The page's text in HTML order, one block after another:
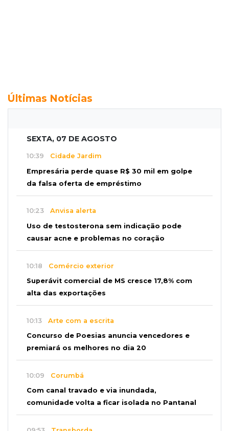
Últimas Notícias
SEXTA, 07 DE AGOSTO
10:39 Cidade Jardim
Empresária perde quase R$ 30 mil em golpe
da falsa oferta de empréstimo
10:23 Anvisa alerta
Uso de testosterona sem indicação pode
causar acne e problemas no coração
10:18 Comércio exterior
Superávit comercial de MS cresce 17,8% com
alta das exportações
10:13 Arte com a escrita
Concurso de Poesias anuncia vencedores e
premiará os melhores no dia 20
10:09 Corumbá
Com canal travado e via inundada,
comunidade volta a ficar isolada no Pantanal